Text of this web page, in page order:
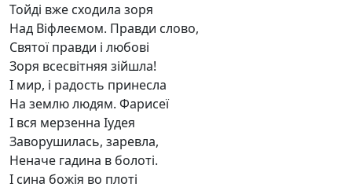
Тойді вже сходила зоря
Над Віфлеємом. Правди слово,
Святої правди і любові
Зоря всесвітняя зійшла!
І мир, і радость принесла
На землю людям. Фарисеї
І вся мерзенна Іудея
Заворушилась, заревла,
Неначе гадина в болоті.
І сина божія во плоті